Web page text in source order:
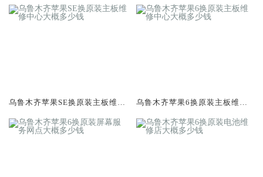
乌鲁木齐苹果SE换原装主板维修
乌鲁木齐苹果6换原装主板维修